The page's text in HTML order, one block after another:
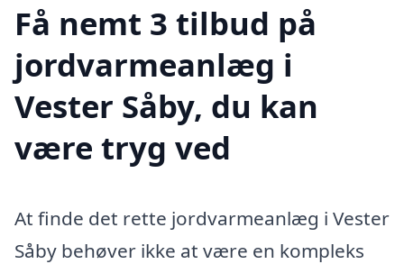
Få nemt 3 tilbud på
jordvarmeanlæg i
Vester Såby, du kan
være tryg ved
At finde det rette jordvarmeanlæg i Vester
Såby behøver ikke at være en kompleks